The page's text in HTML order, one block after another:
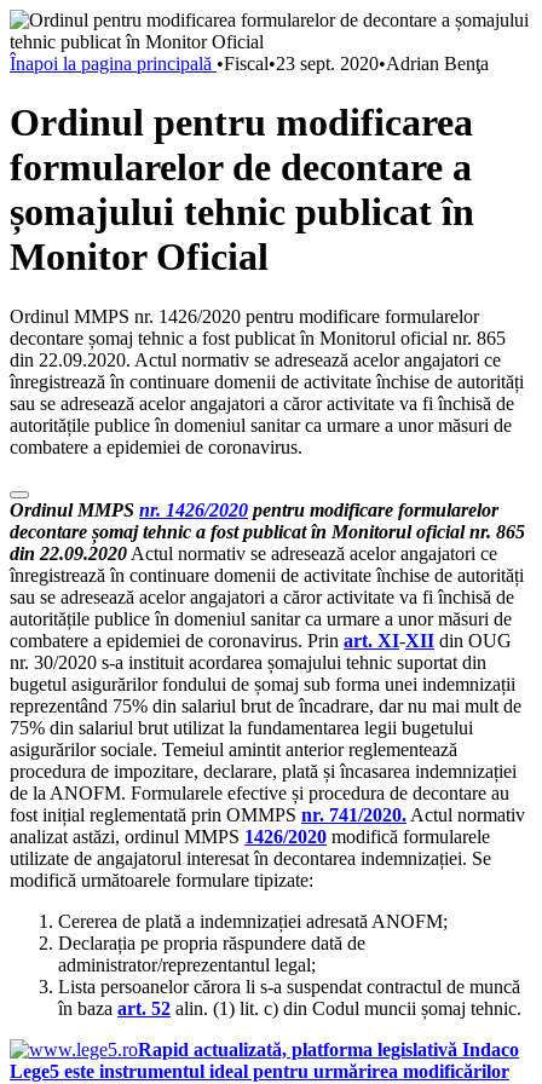
Înapoi la pagina principală •Fiscal•23 sept. 2020•Adrian Benţa
Ordinul pentru modificarea
formularelor de decontare a
șomajului tehnic publicat în
Monitor Oficial
Ordinul MMPS nr. 1426/2020 pentru modificare formularelor
decontare șomaj tehnic a fost publicat în Monitorul oficial nr. 865
din 22.09.2020. Actul normativ se adresează acelor angajatori ce
înregistrează în continuare domenii de activitate închise de autorități
sau se adresează acelor angajatori a căror activitate va fi închisă de
autoritățile publice în domeniul sanitar ca urmare a unor măsuri de
combatere a epidemiei de coronavirus.
Ordinul MMPS nr. 1426/2020 pentru modificare formularelor
decontare șomaj tehnic a fost publicat în Monitorul oficial nr. 865
din 22.09.2020 Actul normativ se adresează acelor angajatori ce
înregistrează în continuare domenii de activitate închise de autorități
sau se adresează acelor angajatori a căror activitate va fi închisă de
autoritățile publice în domeniul sanitar ca urmare a unor măsuri de
combatere a epidemiei de coronavirus. Prin art. XI-XII din OUG
nr. 30/2020 s-a instituit acordarea șomajului tehnic suportat din
bugetul asigurărilor fondului de șomaj sub forma unei indemnizații
reprezentând 75% din salariul brut de încadrare, dar nu mai mult de
75% din salariul brut utilizat la fundamentarea legii bugetului
asigurărilor sociale. Temeiul amintit anterior reglementează
procedura de impozitare, declarare, plată și încasarea indemnizației
de la ANOFM. Formularele efective și procedura de decontare au
fost inițial reglementată prin OMMPS nr. 741/2020. Actul normativ
analizat astăzi, ordinul MMPS 1426/2020 modifică formularele
utilizate de angajatorul interesat în decontarea indemnizației. Se
modifică următoarele formulare tipizate:
Cererea de plată a indemnizației adresată ANOFM;
Declarația pe propria răspundere dată de
administrator/reprezentantul legal;
Lista persoanelor cărora li s-a suspendat contractul de muncă
în baza art. 52 alin. (1) lit. c) din Codul muncii șomaj tehnic.
Rapid actualizată, platforma legislativă Indaco
Lege5 este instrumentul ideal pentru urmărirea modificărilor